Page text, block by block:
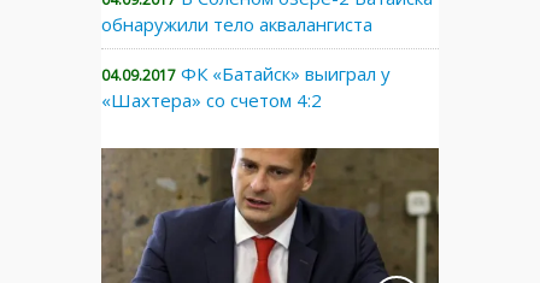
обнаружили тело аквалангиста
04.09.2017 ФК «Батайск» выиграл у
«Шахтера» со счетом 4:2